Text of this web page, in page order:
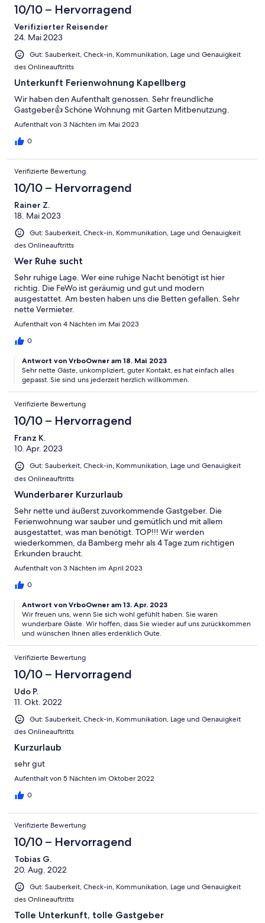
10/10 – Hervorragend
Verifizierter Reisender
24. Mai 2023
Gut: Sauberkeit, Check-in, Kommunikation, Lage und Genauigkeit
des Onlineauftritts
Unterkunft Ferienwohnung Kapellberg
Wir haben den Aufenthalt genossen. Sehr freundliche
Gastgeber👍 Schöne Wohnung mit Garten Mitbenutzung.
Aufenthalt von 3 Nächten im Mai 2023
0
Verifizierte Bewertung
10/10 – Hervorragend
Rainer Z.
18. Mai 2023
Gut: Sauberkeit, Check-in, Kommunikation, Lage und Genauigkeit
des Onlineauftritts
Wer Ruhe sucht
Sehr ruhige Lage. Wer eine ruhige Nacht benötigt ist hier
richtig. Die FeWo ist geräumig und gut und modern
ausgestattet. Am besten haben uns die Betten gefallen. Sehr
nette Vermieter.
Aufenthalt von 4 Nächten im Mai 2023
0
Antwort von VrboOwner am 18. Mai 2023
Sehr nette Gäste, unkompliziert, guter Kontakt, es hat einfach alles
gepasst. Sie sind uns jederzeit herzlich willkommen.
Verifizierte Bewertung
10/10 – Hervorragend
Franz K.
10. Apr. 2023
Gut: Sauberkeit, Check-in, Kommunikation, Lage und Genauigkeit
des Onlineauftritts
Wunderbarer Kurzurlaub
Sehr nette und äußerst zuvorkommende Gastgeber. Die
Ferienwohnung war sauber und gemütlich und mit allem
ausgestattet, was man benötigt. TOP!!! Wir werden
wiederkommen, da Bamberg mehr als 4 Tage zum richtigen
Erkunden braucht.
Aufenthalt von 3 Nächten im April 2023
0
Antwort von VrboOwner am 13. Apr. 2023
Wir freuen uns, wenn Sie sich wohl gefühlt haben. Sie waren
wunderbare Gäste. Wir hoffen, dass Sie wieder auf uns zurückkommen
und wünschen Ihnen alles erdenklich Gute.
Verifizierte Bewertung
10/10 – Hervorragend
Udo P.
11. Okt. 2022
Gut: Sauberkeit, Check-in, Kommunikation, Lage und Genauigkeit
des Onlineauftritts
Kurzurlaub
sehr gut
Aufenthalt von 5 Nächten im Oktober 2022
0
Verifizierte Bewertung
10/10 – Hervorragend
Tobias G.
20. Aug. 2022
Gut: Sauberkeit, Check-in, Kommunikation, Lage und Genauigkeit
des Onlineauftritts
Tolle Unterkunft, tolle Gastgeber